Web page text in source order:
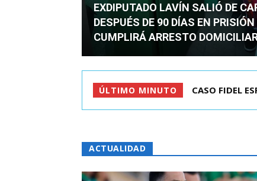
EXDIPUTADO LAVÍN SALIÓ DE
DESPUÉS DE 90 DÍAS EN
CUMPLIRÁ ARRESTO
ÚLTIMO MINUTO TC ADMITE A
ACTUALIDAD